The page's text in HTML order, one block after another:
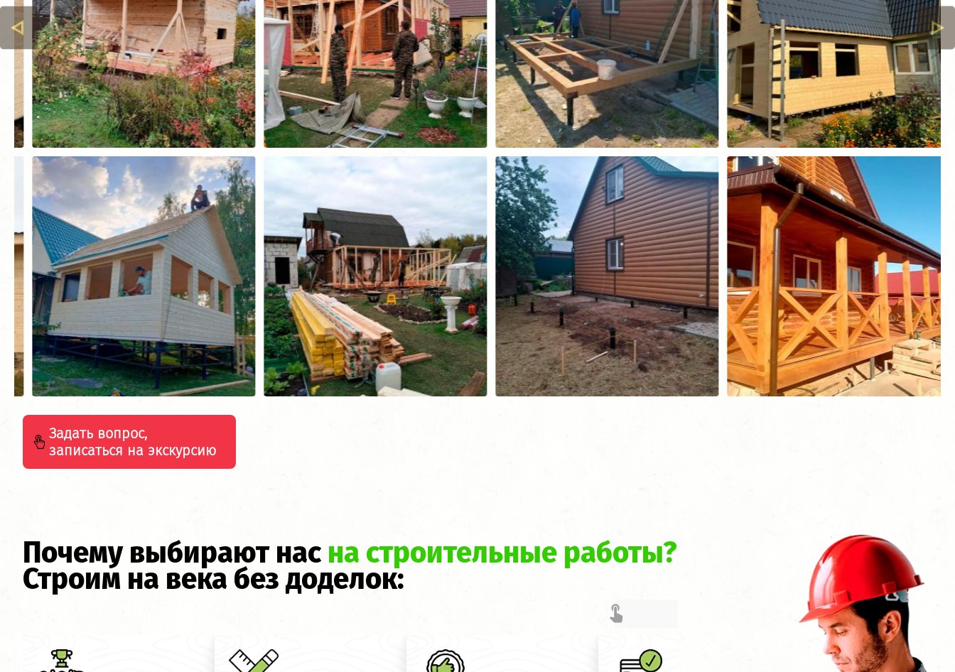
Задать вопрос,
записаться на экскурсию
Почему выбирают нас на строительные работы?
Строим на века без доделок: